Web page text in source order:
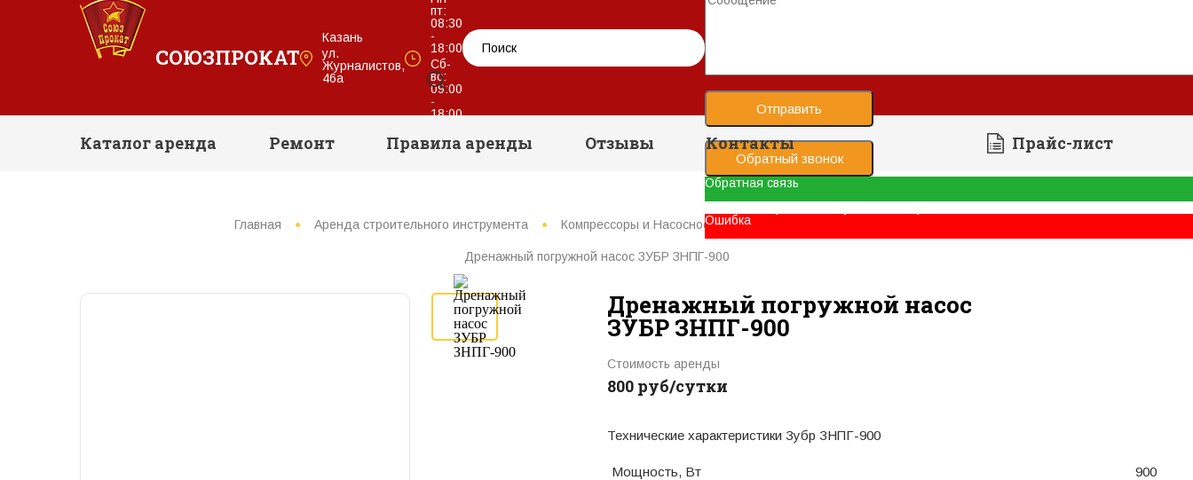
СОЮЗПРОКАТ
Казань
ул.
Журналистов,
46а
пт:
08:30
-
18:00
Сб-
вс:
09:00
-
18:00
Отправить
Обратный звонок
Обратная связь
Ошибка
Каталог аренда Ремонт Правила аренды Отзывы Контакты Прайс-лист
Главная Аренда строительного инструмента Компрессоры и Насосное оборудование
Дренажный погружной насос ЗУБР ЗНПГ-900
Дренажный погружной насос
ЗУБР ЗНПГ-900
Стоимость аренды
800 руб/сутки
Технические характеристики Зубр ЗНПГ-900
Мощность, Вт
900